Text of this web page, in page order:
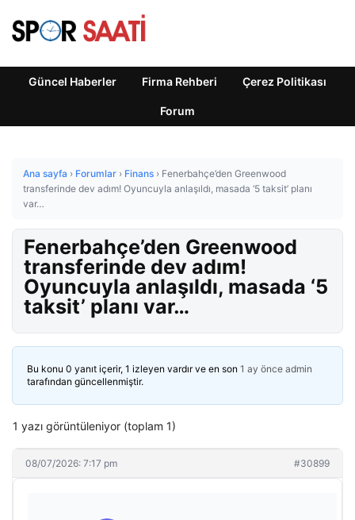
Güncel Haberler Firma Rehberi Çerez Politikası
Forum
Ana sayfa › Forumlar › Finans › Fenerbahçe’den Greenwood
transferinde dev adım! Oyuncuyla anlaşıldı, masada ‘5 taksit’ planı
var…
Fenerbahçe’den Greenwood
transferinde dev adım!
Oyuncuyla anlaşıldı, masada ‘5
taksit’ planı var…
Bu konu 0 yanıt içerir, 1 izleyen vardır ve en son 1 ay önce admin
tarafından güncellenmiştir.
1 yazı görüntüleniyor (toplam 1)
08/07/2026: 7:17 pm #30899